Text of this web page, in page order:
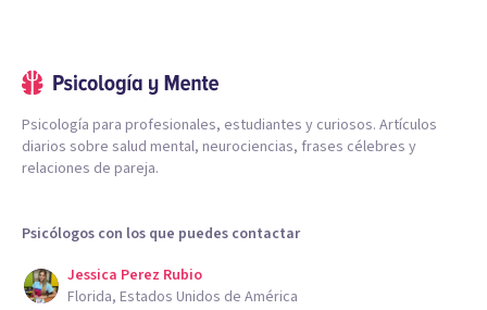
Psicología para profesionales, estudiantes y curiosos. Artículos
diarios sobre salud mental, neurociencias, frases célebres y
relaciones de pareja.
Psicólogos con los que puedes contactar
Jessica Perez Rubio
Florida, Estados Unidos de América